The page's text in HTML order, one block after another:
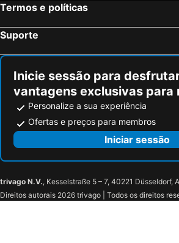
ibis Styles Pforzheim
B&B Hotel Böblingen
Hotel &
Pullman Stuttgart Fontana
Garner Hotel
Scandic Stuttgart Europaviertal
Hotel
Hotel Weissach Am Neuenbühl
Adler
Hotel Campo
PLAZA INN
City Vibes Hotel
Hotel
Termos e políticas
Suporte
Inicie sessão para
vantagens exclusivas para
Personalize a sua experiência
Ofertas e preços para membros
Iniciar sessão
trivago N.V., Kesselstraße 5 – 7, 40221 Düsseldorf,
Direitos autorais 2026 trivago | Todos os direitos